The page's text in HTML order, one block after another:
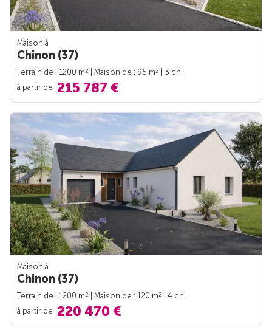
Maison à
Chinon (37)
Terrain de : 1200 m2 | Maison de : 95 m2
| 3 ch.
à partir de 215 787 €
Maison à
Chinon (37)
Terrain de : 1200 m2 | Maison de : 120 m2
| 4 ch.
à partir de 220 470 €